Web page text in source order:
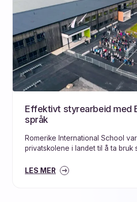
Effektivt styrearbeid med
språk
Romerike International School
privatskolene i landet til å ta bruk
LES MER